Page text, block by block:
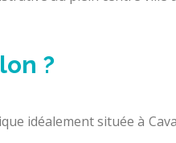
?
idéalement située à